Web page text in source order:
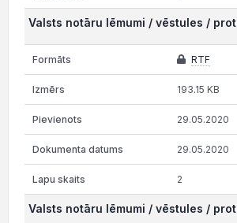
Valsts notāru lēmumi / vēstules /
RTF
193.15 KB
29.05.2020
29.05.2020
2
Valsts notāru lēmumi / vēstules /